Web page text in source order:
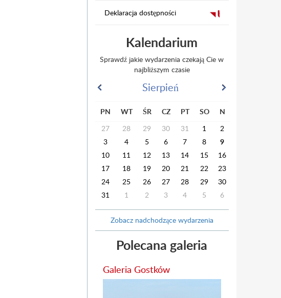
Deklaracja dostępności
Kalendarium
Sprawdź jakie wydarzenia czekają Cie w
najbliższym czasie
Sierpień
PN WT ŚR CZ PT SO
N
27
28 29 30 31 1
2
3
4 5 6 7 8
9
10
11 12 13 14 15
16
17
18 19 20 21 22
23
24
25 26 27 28 29
30
31
1 2 3 4 5 6
Zobacz nadchodzące wydarzenia
Polecana galeria
Galeria Gostków